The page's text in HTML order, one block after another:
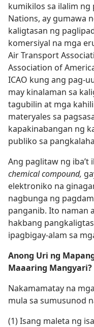
kumikilos sa ilalim
Nations, ay gumawa
kaligtasan ng
komersiyal na mga
Air Transport
Association of
ICAO kung ang pag-
may kinalaman sa
tagubilin at mga
materyales sa
kapakinabangan ng
publiko sa
Ang paglitaw ng
chemical compound,
elektroniko na
nagbunga ng
panganib. Ito naman
hakbang
ipagbigay-alam sa
Anong Uri ng
Maaaring Mangyari?
Nakamamatay na
mula sa sumusunod
(1) Isang maleta ng